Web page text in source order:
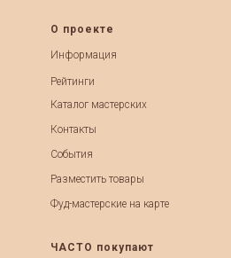
О проекте
Информация
Рейтинги
Каталог мастерских
Контакты
События
Разместить товары
Фуд-мастерские на карте
ЧАСТО покупают